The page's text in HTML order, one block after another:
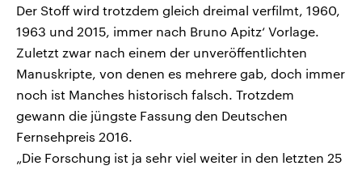
Der Stoff wird trotzdem gleich dreimal verfilmt, 1960,
1963 und 2015, immer nach Bruno Apitz‘ Vorlage.
Zuletzt zwar nach einem der unveröffentlichten
Manuskripte, von denen es mehrere gab, doch immer
noch ist Manches historisch falsch. Trotzdem
gewann die jüngste Fassung den Deutschen
Fernsehpreis 2016.
„Die Forschung ist ja sehr viel weiter in den letzten 25